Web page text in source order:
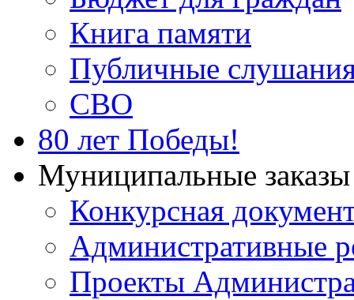
Книга памяти
Публичные
СВО
80 лет Победы!
Муниципальные
Конкурсная
Административные
Проекты